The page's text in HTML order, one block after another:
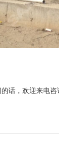
话，欢迎来电咨